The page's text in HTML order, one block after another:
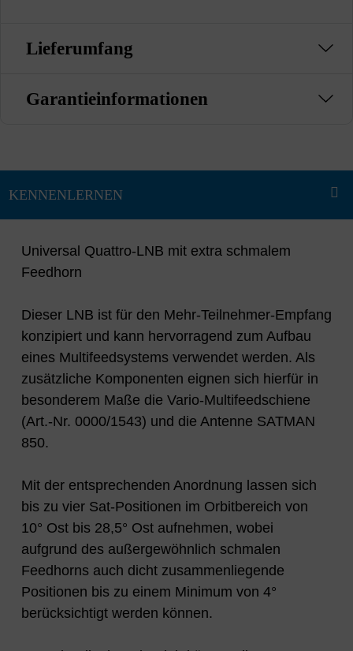
Lieferumfang
Garantieinformationen
Universal Quattro-LNB mit extra schmalem
Feedhorn
Dieser LNB ist für den Mehr-Teilnehmer-Empfang
konzipiert und kann hervorragend zum Aufbau
eines Multifeedsystems verwendet werden. Als
zusätzliche Komponenten eignen sich hierfür in
besonderem Maße die Vario-Multifeedschiene
(Art.-Nr. 0000/1543) und die Antenne SATMAN
850.
Mit der entsprechenden Anordnung lassen sich
bis zu vier Sat-Positionen im Orbitbereich von
10° Ost bis 28,5° Ost aufnehmen, wobei
aufgrund des außergewöhnlich schmalen
Feedhorns auch dicht zusammenliegende
Positionen bis zu einem Minimum von 4°
berücksichtigt werden können.